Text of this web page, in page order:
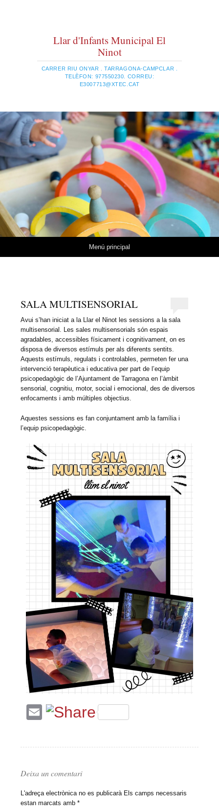
Llar d'Infants Municipal El
Ninot
CARRER RIU ONYAR . TARRAGONA-CAMPCLAR .
TELÈFON: 977550230. CORREU:
E3007713@XTEC.CAT
Menú principal
SALA MULTISENSORIAL
Avui s’han iniciat a la Llar el Ninot les sessions a la sala
multisensorial. Les sales multisensorials són espais
agradables, accessibles físicament i cognitivament, on es
disposa de diversos estímuls per als diferents sentits.
Aquests estímuls, regulats i controlables, permeten fer una
intervenció terapèutica i educativa per part de l’equip
psicopedagògic de l’Ajuntament de Tarragona en l’àmbit
sensorial, cognitiu, motor, social i emocional, des de diversos
enfocaments i amb múltiples objectius.
Aquestes sessions es fan conjuntament amb la família i
l’equip psicopedagògic.
Email
Deixa un comentari
L'adreça electrònica no es publicaràEls camps necessaris
estan marcats amb*